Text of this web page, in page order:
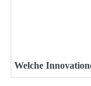
Welche